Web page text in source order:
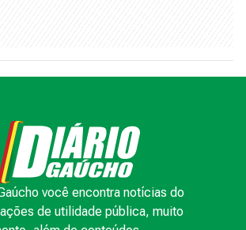
você encontra notícias do
de utilidade pública, muito